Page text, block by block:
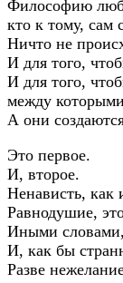
Философию
кто к тому, сам
Ничто не
И для того,
И для того,
между
А они
Это первое.
И, второе.
Ненависть, как
Равнодушие,
Иными словами,
И, как бы
Разве